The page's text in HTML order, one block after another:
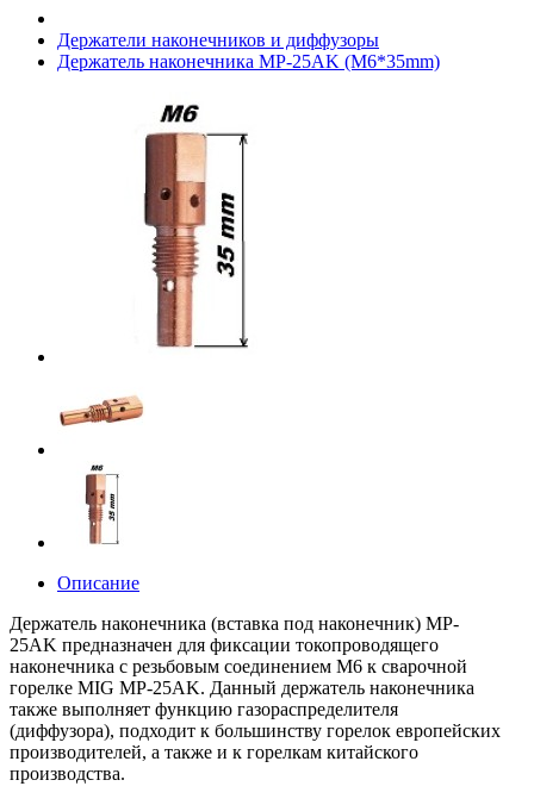
Держатели наконечников и диффузоры
Держатель наконечника MP-25AK (М6*35mm)
Описание
Держатель наконечника (вставка под наконечник) MP-
25AK предназначен для фиксации токопроводящего
наконечника с резьбовым соединением М6 к сварочной
горелке MIG MP-25AK. Данный держатель наконечника
также выполняет функцию газораспределителя
(диффузора), подходит к большинству горелок европейских
производителей, а также и к горелкам китайского
производства.